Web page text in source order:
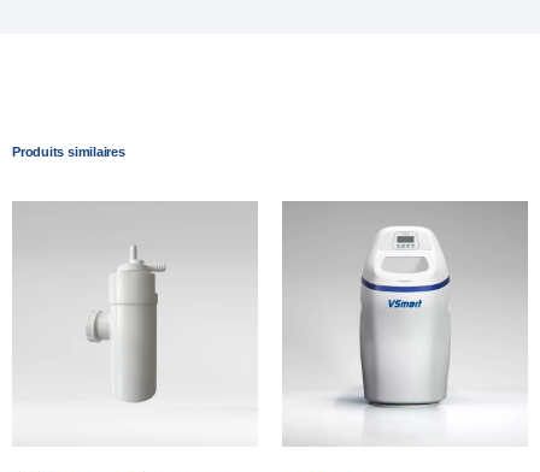
Produits similaires